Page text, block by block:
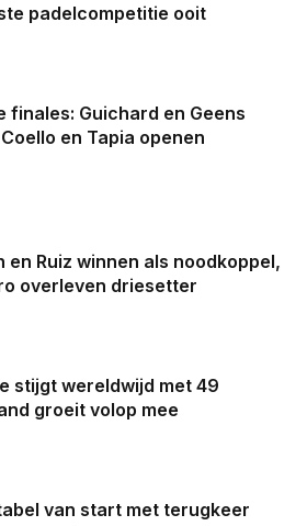
padelcompetitie ooit
finales: Guichard en Geens
en Tapia openen
en Ruiz winnen als noodkoppel,
overleven driesetter
stijgt wereldwijd met 49
groeit volop mee
van start met terugkeer